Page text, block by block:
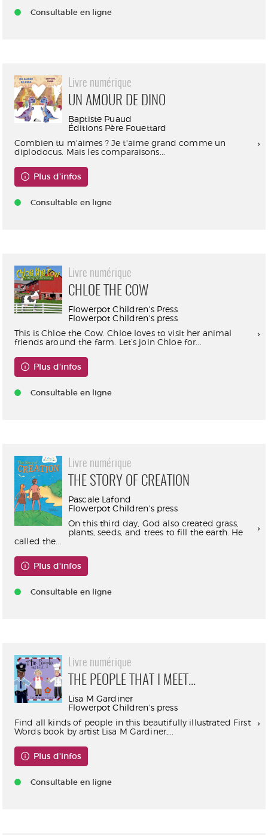
Consultable en ligne
Livre numérique
UN AMOUR DE DINO
Baptiste Puaud
Éditions Père Fouettard
Combien tu m'aimes ? Je t'aime grand comme un
diplodocus. Mais les comparaisons...
Plus d'infos
Consultable en ligne
Livre numérique
CHLOE THE COW
Flowerpot Children's Press
Flowerpot Children's press
This is Chloe the Cow. Chloe loves to visit her animal
friends around the farm. Let’s join Chloe for...
Plus d'infos
Consultable en ligne
Livre numérique
THE STORY OF CREATION
Pascale Lafond
Flowerpot Children's press
On this third day, God also created grass,
plants, seeds, and trees to fill the earth. He
called the...
Plus d'infos
Consultable en ligne
Livre numérique
THE PEOPLE THAT I MEET...
Lisa M Gardiner
Flowerpot Children's press
Find all kinds of people in this beautifully illustrated First
Words book by artist Lisa M Gardiner,...
Plus d'infos
Consultable en ligne